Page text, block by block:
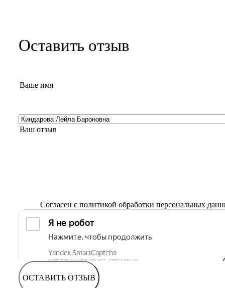
Оставить отзыв
Согласен с политикой обработки персональных
ОСТАВИТЬ ОТЗЫВ